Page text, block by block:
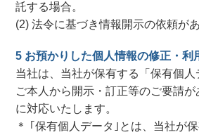
託する場合。
(2) 法令に基づき情報開示の依頼が
5 お預かりした個人情報の修正・利
当社は、当社が保有する「保有個人
ご本人から開示・訂正等のご要請
に対応いたします。
＊ ｢保有個人データ｣とは、当社が